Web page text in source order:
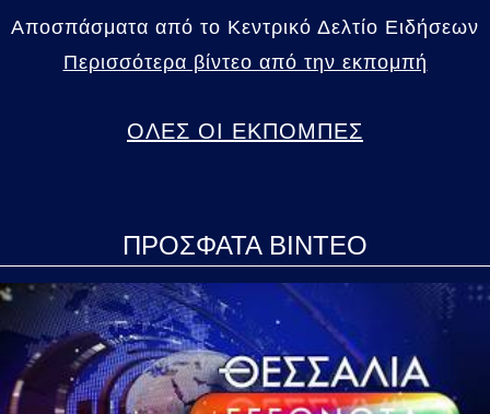
Αποσπάσματα από το Κεντρικό Δελτίο Ειδήσεων
Περισσότερα βίντεο από την εκπομπή
ΟΛΕΣ ΟΙ ΕΚΠΟΜΠΕΣ
ΠΡΟΣΦΑΤΑ ΒΙΝΤΕΟ